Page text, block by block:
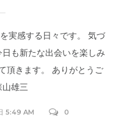
実感する日々です。 気づ
も新たな出会いを楽しみ
頂きます。 ありがとうご
雄三
5:49 AM 0